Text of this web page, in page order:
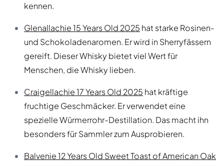
kennen.
Glenallachie 15 Years Old 2025 hat starke Rosinen-
und Schokoladenaromen. Er wird in Sherryfässern
gereift. Dieser Whisky bietet viel Wert für
Menschen, die Whisky lieben.
Craigellachie 17 Years Old 2025 hat kräftige
fruchtige Geschmäcker. Er verwendet eine
spezielle Würmerrohr-Destillation. Das macht ihn
besonders für Sammler zum Ausprobieren.
Balvenie 12 Years Old Sweet Toast of American Oak